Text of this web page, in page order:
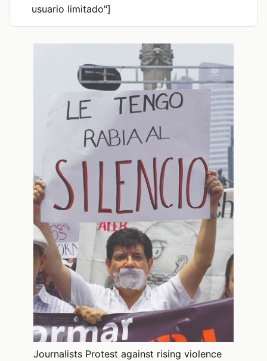
usuario limitado"]
Journalists Protest against rising violence